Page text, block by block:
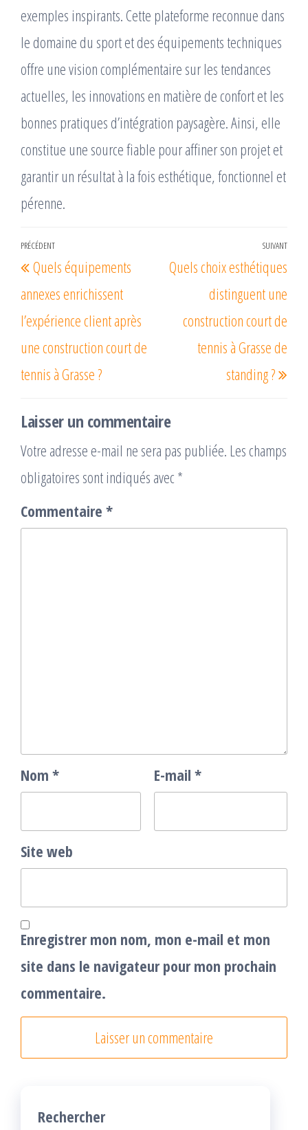
exemples inspirants. Cette plateforme reconnue dans
le domaine du sport et des équipements techniques
offre une vision complémentaire sur les tendances
actuelles, les innovations en matière de confort et les
bonnes pratiques d’intégration paysagère. Ainsi, elle
constitue une source fiable pour affiner son projet et
garantir un résultat à la fois esthétique, fonctionnel et
pérenne.
Navigation
de
l’article
Article
précédent
PRÉCÉDENT
Quels équipements
annexes enrichissent
l’expérience client après
une construction court de
tennis à Grasse ?
SUIVANT
Quels choix esthétiques
distinguent une
construction court de
tennis à Grasse de
standing ?
Laisser un commentaire
Votre adresse e-mail ne sera pas publiée. Les champs
obligatoires sont indiqués avec *
Commentaire *
Nom * E-mail *
Site web
Enregistrer mon nom, mon e-mail et mon
site dans le navigateur pour mon prochain
commentaire.
Rechercher